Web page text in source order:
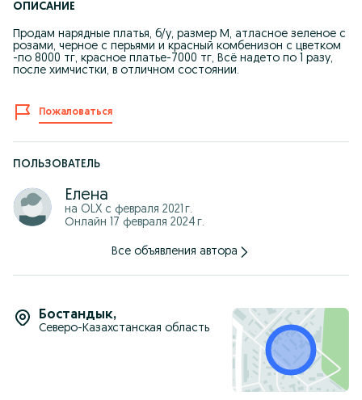
ОПИСАНИЕ
Продам нарядные платья, б/у, размер М, атласное зеленое с
розами, черное с перьями и красный комбенизон с цветком
-по 8000 тг, красное платье-7000 тг, Всё надето по 1 разу,
после химчистки, в отличном состоянии.
Пожаловаться
ПОЛЬЗОВАТЕЛЬ
Елена
на OLX с февраля 2021 г.
Онлайн 17 февраля 2024 г.
Все объявления автора
Бостандык,
Северо-Казахстанская область